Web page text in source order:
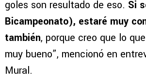
goles son resultado de eso. Si
Bicampeonato), estaré muy
también, porque creo que lo
muy bueno”, mencionó en
Mural.